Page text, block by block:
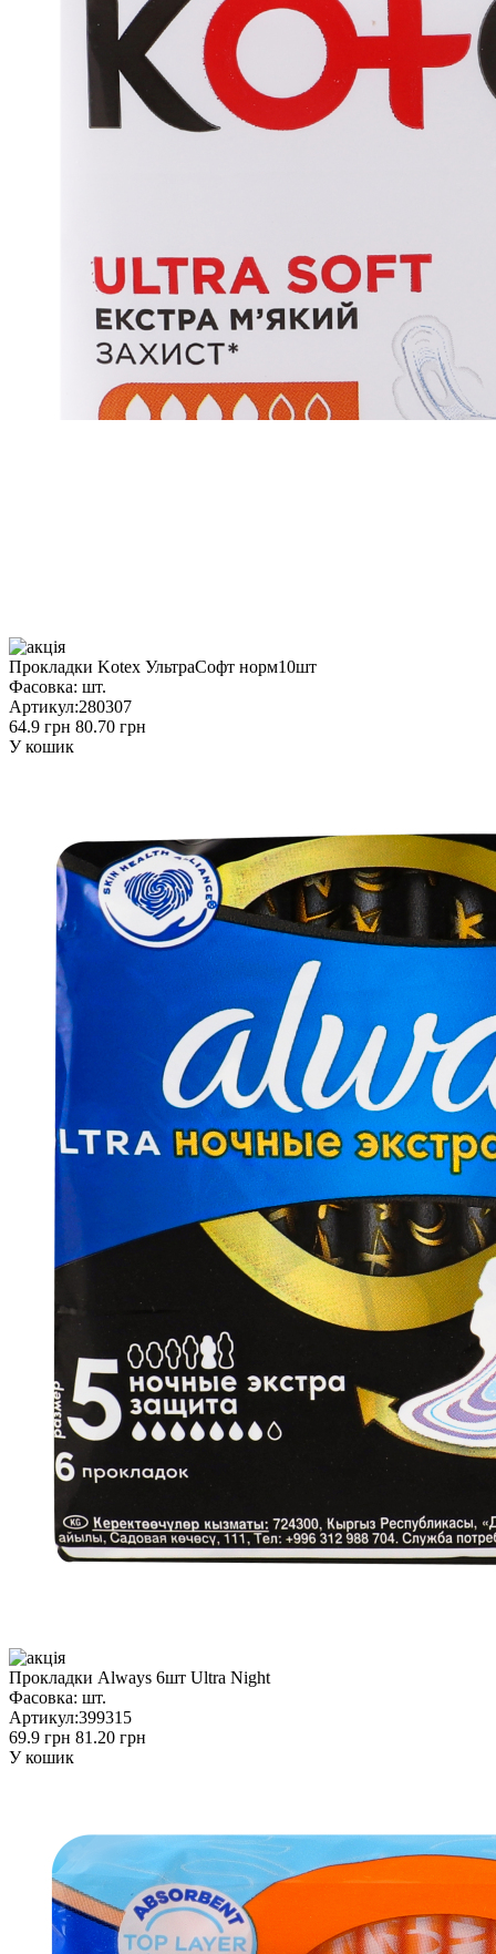
Прокладки Kotex УльтраСофт норм10шт
Фасовка: шт.
Артикул:280307
64.9 грн 80.70 грн
У кошик
Прокладки Always 6шт Ultra Night
Фасовка: шт.
Артикул:399315
69.9 грн 81.20 грн
У кошик